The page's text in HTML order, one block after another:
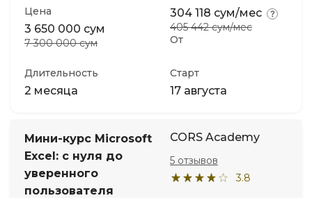
Цена
3 650 000 сум
7 300 000 сум От
304 118 сум/мес
405 442 сум/мес
Длительность
2 месяца
Старт
17 августа
Мини-курс Microsoft
Excel: с нуля до
уверенного
пользователя
CORS Academy
3.8
5 отзывов